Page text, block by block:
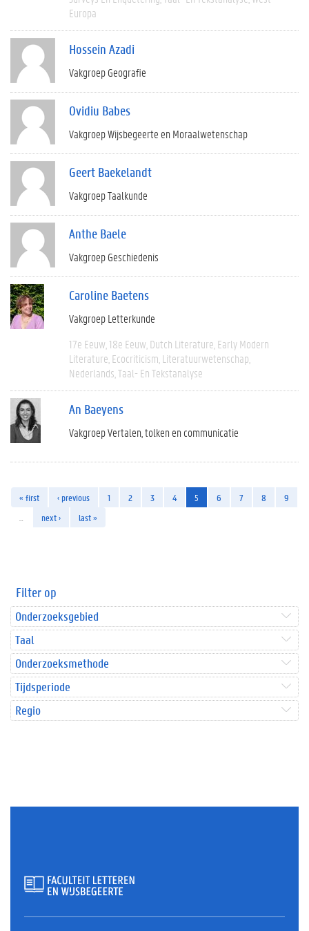
Europa
Hossein Azadi
Vakgroep Geografie
Ovidiu Babes
Vakgroep Wijsbegeerte en Moraalwetenschap
Geert Baekelandt
Vakgroep Taalkunde
Anthe Baele
Vakgroep Geschiedenis
Caroline Baetens
Vakgroep Letterkunde
17e Eeuw 18e Eeuw Dutch Literature Early Modern
Literature Ecocriticism Literatuurwetenschap
Nederlands Taal- En Tekstanalyse
An Baeyens
Vakgroep Vertalen, tolken en communicatie
« first ‹ previous 1 2 3 4 5 6 7 8
9
next › last »
Filter op
Onderzoeksgebied
Taal
Onderzoeksmethode
Tijdsperiode
Regio